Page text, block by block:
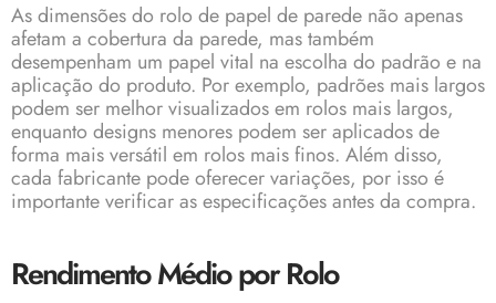
As dimensões do rolo de papel de parede não apenas
afetam a cobertura da parede, mas também
desempenham um papel vital na escolha do padrão e na
aplicação do produto. Por exemplo, padrões mais largos
podem ser melhor visualizados em rolos mais largos,
enquanto designs menores podem ser aplicados de
forma mais versátil em rolos mais finos. Além disso,
cada fabricante pode oferecer variações, por isso é
importante verificar as especificações antes da compra.
Rendimento Médio por Rolo